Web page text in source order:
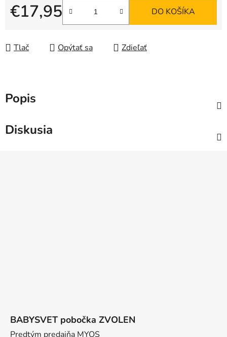
€17,95
Jednotková cena:
DO KOŠÍKA
Tlač Opýtať sa Zdieľať
Popis
Diskusia
BABYSVET pobočka ZVOLEN
Predtým predajňa MYOS